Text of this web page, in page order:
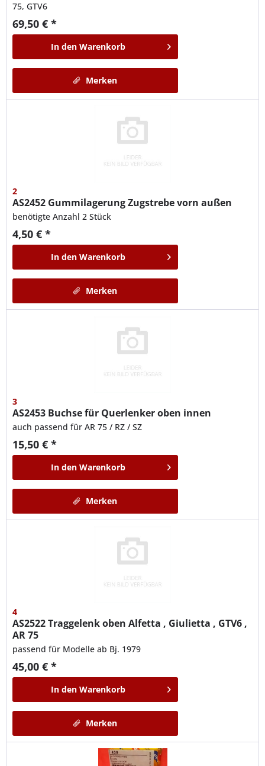
75, GTV6
69,50 € *
In den Warenkorb
Merken
2
AS2452 Gummilagerung Zugstrebe vorn außen
benötigte Anzahl 2 Stück
4,50 € *
In den Warenkorb
Merken
3
AS2453 Buchse für Querlenker oben innen
auch passend für AR 75 / RZ / SZ
15,50 € *
In den Warenkorb
Merken
4
AS2522Traggelenk oben Alfetta , Giulietta , GTV6 ,
AR 75
passend für Modelle ab Bj. 1979
45,00 € *
In den Warenkorb
Merken